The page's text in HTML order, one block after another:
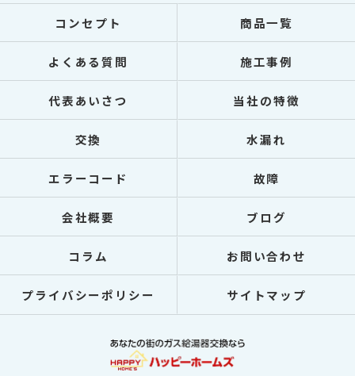
コンセプト 商品一覧
よくある質問 施工事例
代表あいさつ 当社の特徴
交換 水漏れ
エラーコード 故障
会社概要 ブログ
コラム お問い合わせ
プライバシーポリシー サイトマップ